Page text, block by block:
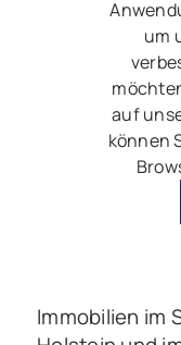
um
auf
können
Immobilien im